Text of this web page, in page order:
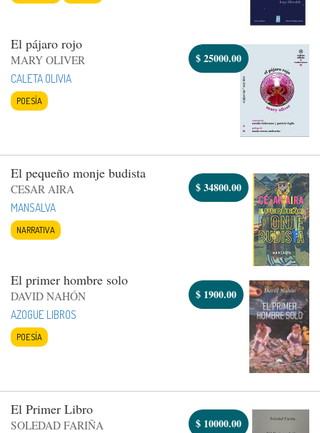
El pájaro rojo
MARY OLIVER
CALETA OLIVIA
POESÍA
$25000.00
El pequeño monje budista
CESAR AIRA
MANSALVA
NARRATIVA
$34800.00
El primer hombre solo
DAVID NAHÓN
AZOGUE LIBROS
POESÍA
$ 1900.00
El Primer Libro
SOLEDAD FARIÑA
$ 10000.00